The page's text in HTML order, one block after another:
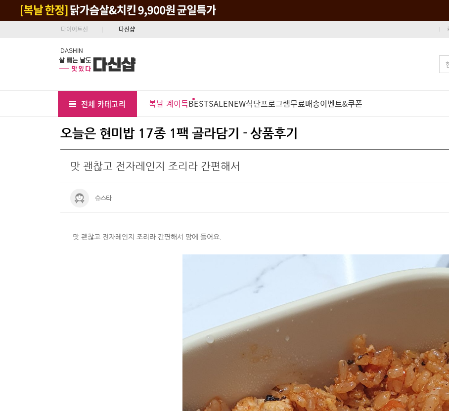
다이어트신 다신샵
DASHIN
전체 카테고리 복날 계이득BESTSALENEW식단프로그램무료배송이벤트&쿠폰
오늘은 현미밥 17종 1팩 골라담기 - 상품후기
맛 괜찮고 전자레인지 조리라 간편해서
슈스타
맛 괜찮고 전자레인지 조리라 간편해서 맘에 들어요.